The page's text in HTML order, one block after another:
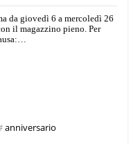
da giovedì 6 a mercoledì 26
il magazzino pieno. Per
anniversario